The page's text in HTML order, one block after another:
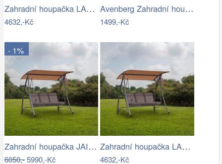
Zahradní houpačka LAMIA Tempo Kondela
4632,-Kč
Avenberg Zahradní houpačka Feline
1499,-Kč
- 1%
Zahradní houpačka JAIRA Tempo Kondela
6050,-5990,-Kč
Zahradní houpačka LAMIA Tempo Kondela
4632,-Kč